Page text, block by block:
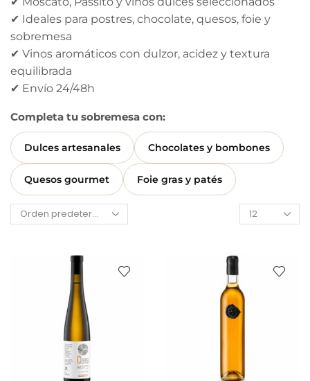
✔ Ideales para postres, chocolate, quesos, foie y
sobremesa
✔ Vinos aromáticos con dulzor, acidez y textura
equilibrada
✔ Envío 24/48h
Completa tu sobremesa con:
Dulces artesanales Chocolates y bombones
Quesos gourmet Foie gras y patés